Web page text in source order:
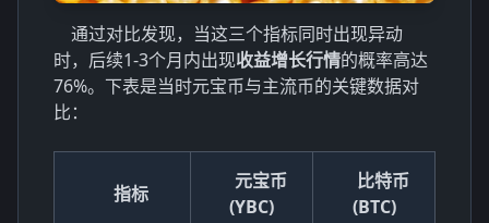
通过对比发现，当这三个指标同时出现异动
时，后续1-3个月内出现收益增长行情的概率高达
76%。下表是当时元宝币与主流币的关键数据对
比：
指标
元宝币
(YBC)
比特币
(BTC)